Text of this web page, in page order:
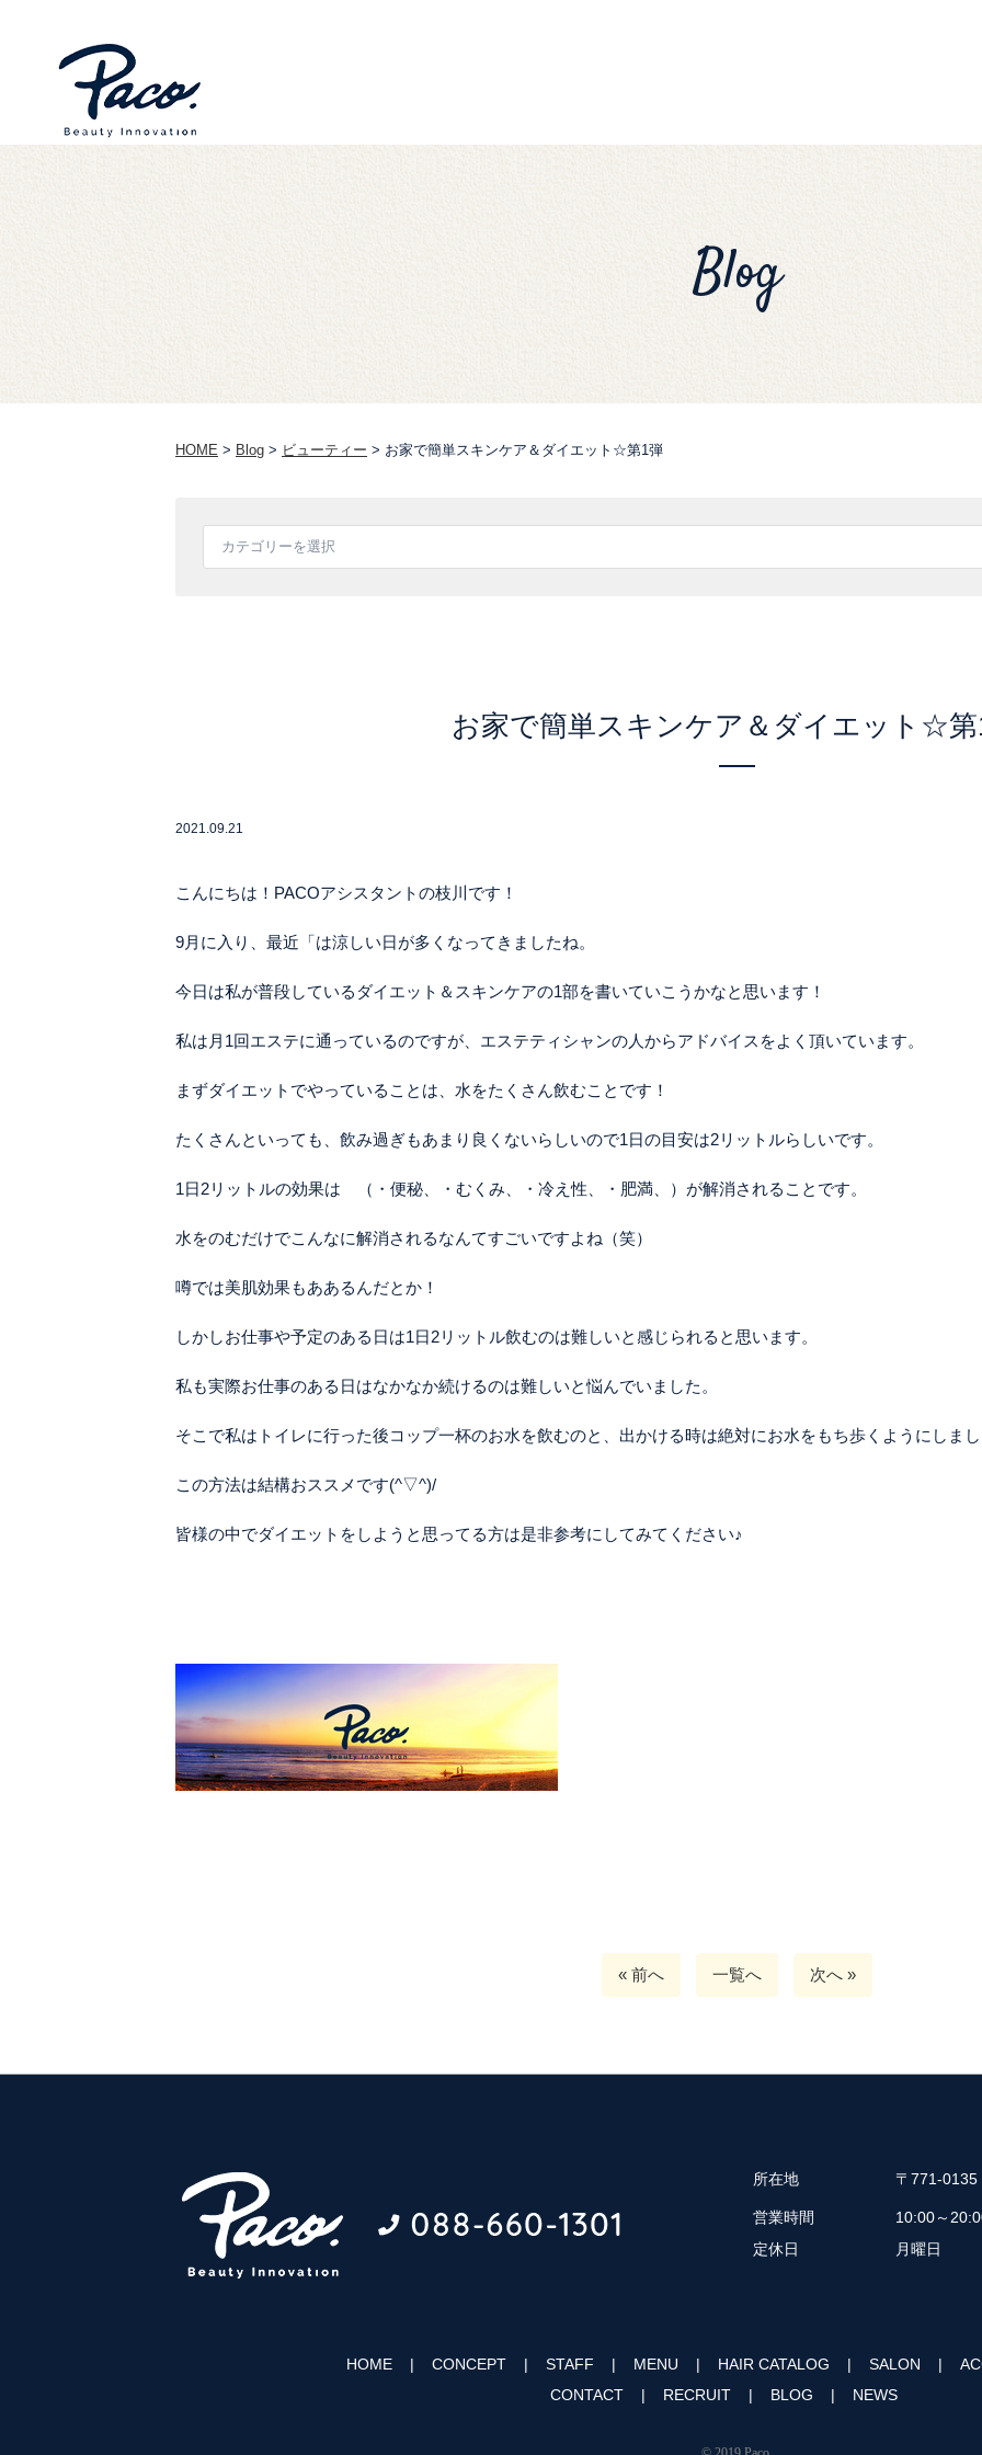
Blog
HOME > Blog > ビューティー > お家で簡単スキンケア＆ダイエット☆第1弾
お家で簡単スキンケア＆ダイエット☆第
2021.09.21
こんにちは！PACOアシスタントの枝川です！
9月に入り、最近「は涼しい日が多くなってきましたね。
今日は私が普段しているダイエット＆スキンケアの1部を書いていこうかなと思います！
私は月1回エステに通っているのですが、エステティシャンの人からアドバイスをよく頂いています。
まずダイエットでやっていることは、水をたくさん飲むことです！
たくさんといっても、飲み過ぎもあまり良くないらしいので1日の目安は2リットルらしいです。
1日2リットルの効果は （・便秘、・むくみ、・冷え性、・肥満、）が解消されることです。
水をのむだけでこんなに解消されるなんてすごいですよね（笑）
噂では美肌効果もああるんだとか！
しかしお仕事や予定のある日は1日2リットル飲むのは難しいと感じられると思います。
私も実際お仕事のある日はなかなか続けるのは難しいと悩んでいました。
そこで私はトイレに行った後コップ一杯のお水を飲むのと、出かける時は絶対にお水をもち歩くようにしま
この方法は結構おススメです(^▽^)/
皆様の中でダイエットをしようと思ってる方は是非参考にしてみてください♪
« 前へ 一覧へ 次へ »
所在地 〒771-
営業時間
10:00～
定休日
月曜日
HOME CONCEPT STAFF MENU HAIR CATALOG SALON
CONTACT
RECRUIT BLOG NEWS